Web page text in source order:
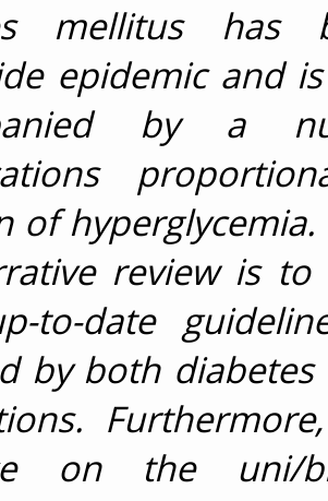
mellitus has
epidemic and
by a
of
review is to
to-date
by both
on the uni/